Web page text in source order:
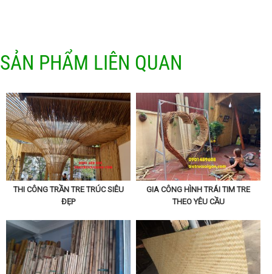
SẢN PHẨM LIÊN QUAN
THI CÔNG TRẦN TRE TRÚC SIÊU
ĐẸP
GIA CÔNG HÌNH TRÁI TIM TRE
THEO YÊU CẦU